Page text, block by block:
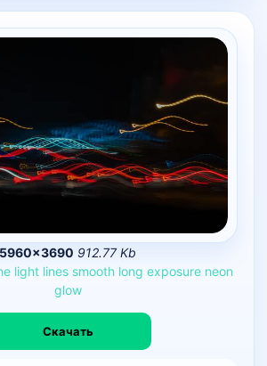
5960×3690 912.77 Kb
light lines smooth long exposure neon
glow
Скачать